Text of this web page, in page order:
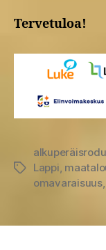
Tervetuloa!
Avainsanat
Lappi,
omavaraisuus,